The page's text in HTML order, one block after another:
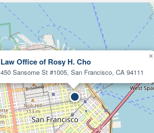
Law Office of Rosy H. Cho
450 Sansome St #1005, San Francisco, CA 94111
×